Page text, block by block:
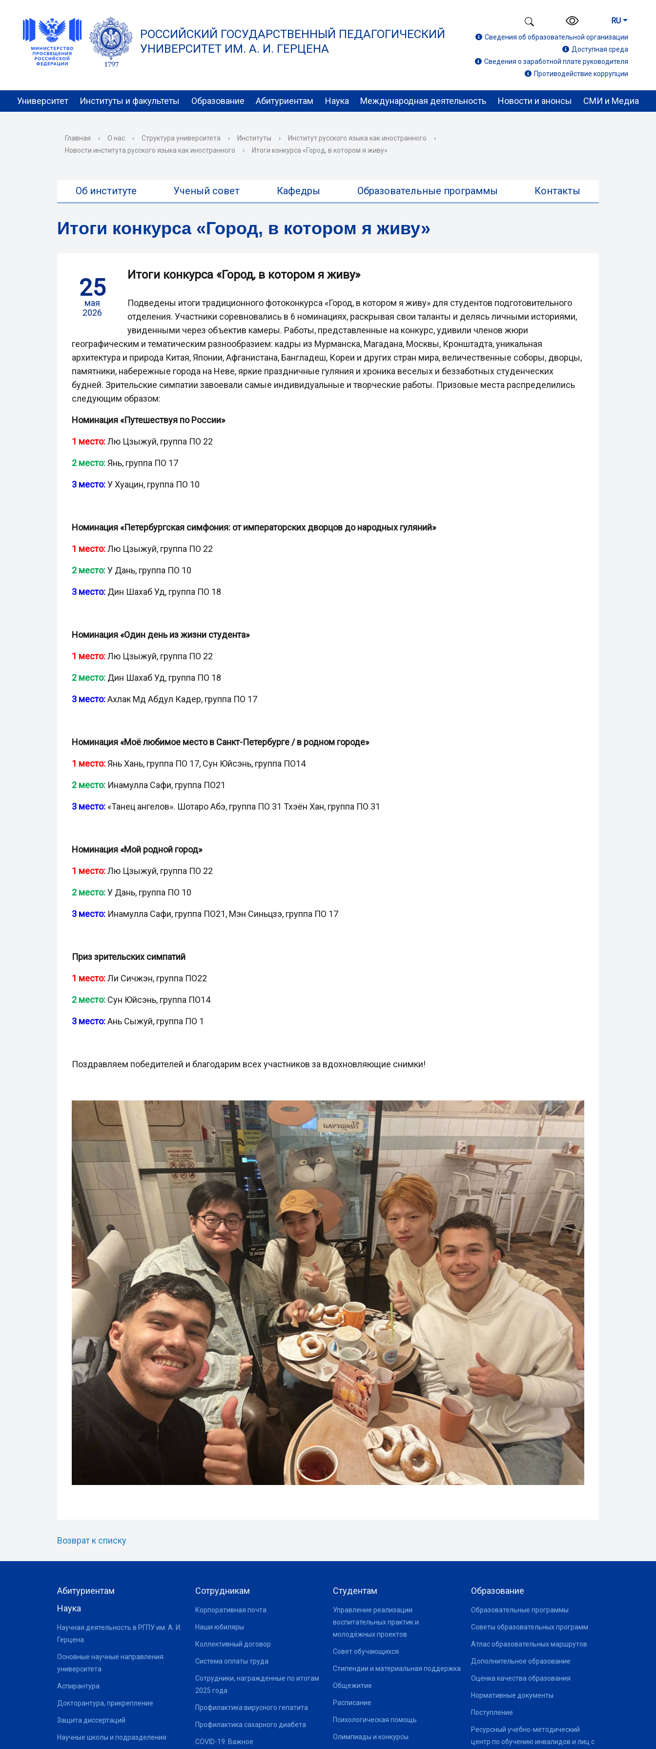
РОССИЙСКИЙ ГОСУДАРСТВЕННЫЙ ПЕДАГОГИЧЕСКИЙ
УНИВЕРСИТЕТ ИМ. А. И. ГЕРЦЕНА
RU
Сведения об образовательной организации
Доступная среда
Сведения о заработной плате руководителя
Противодействие коррупции
Университет Институты и факультеты Образование Абитуриентам Наука Международная деятельность Новости и анонсы СМИ и Медиа
Главная › О нас › Структура университета › Институты › Институт русского языка как иностранного
›
Новости института русского языка как иностранного
› Итоги конкурса «Город, в котором я живу»
Об институте Ученый совет Кафедры Образовательные программы Контакты
Итоги конкурса «Город, в котором я живу»
25
мая
2026
Итоги конкурса «Город, в котором я живу»
Подведены итоги традиционного фотоконкурса «Город, в котором я живу» для студентов подготовительного
отделения. Участники соревновались в 6 номинациях, раскрывая свои таланты и делясь личными историями,
увиденными через объектив камеры. Работы, представленные на конкурс, удивили членов жюри
географическим и тематическим разнообразием: кадры из Мурманска, Магадана, Москвы, Кронштадта, уникальная
архитектура и природа Китая, Японии, Афганистана, Бангладеш, Кореи и других стран мира, величественные соборы, дворцы,
памятники, набережные города на Неве, яркие праздничные гуляния и хроника веселых и беззаботных студенческих
будней. Зрительские симпатии завоевали самые индивидуальные и творческие работы. Призовые места распределились
следующим образом:
Номинация «Путешествуя по России»
1 место:Лю Цзыжуй, группа ПО 22
2 место: Янь, группа ПО 17
3 место:У Хуацин, группа ПО 10
Номинация «Петербургская симфония: от императорских дворцов до народных гуляний»
1 место:Лю Цзыжуй, группа ПО 22
2 место:У Дань, группа ПО 10
3 место: Дин Шахаб Уд, группа ПО 18
Номинация «Один день из жизни студента»
1 место:Лю Цзыжуй, группа ПО 22
2 место: Дин Шахаб Уд, группа ПО 18
3 место:Ахлак Мд Абдул Кадер, группа ПО 17
Номинация «Моё любимое место в Санкт-Петербурге / в родном городе»
1 место: Янь Хань, группа ПО 17, Сун Юйсэнь, группа ПО14
2 место: Инамулла Сафи, группа ПО21
3 место: «Танец ангелов». Шотаро Абэ, группа ПО 31 Тхэён Хан, группа ПО 31
Номинация «Мой родной город»
1 место:Лю Цзыжуй, группа ПО 22
2 место:У Дань, группа ПО 10
3 место: Инамулла Сафи, группа ПО21, Мэн Синьцзэ, группа ПО 17
Приз зрительских симпатий
1 место:Ли Сичжэн, группа ПО22
2 место: Сун Юйсэнь, группа ПО14
3 место:Ань Сыжуй, группа ПО 1
Поздравляем победителей и благодарим всех участников за вдохновляющие снимки!
Возврат к списку
Абитуриентам
Наука
Научная деятельность в РГПУ им. А. И.
Герцена
Основные научные направления
университета
Аспирантура
Докторантура, прикрепление
Защита диссертаций
Научные школы и подразделения
Сотрудникам
Корпоративная почта
Наши юбиляры
Коллективный договор
Система оплаты труда
Сотрудники, награжденные по итогам
2025 года
Профилактика вирусного гепатита
Профилактика сахарного диабета
COVID-19: Важное
Студентам
Управление реализации
воспитательных практик и
молодёжных проектов
Совет обучающихся
Стипендии и материальная поддержка
Общежитие
Расписание
Психологическая помощь
Олимпиады и конкурсы
Образование
Образовательные программы
Советы образовательных программ
Атлас образовательных маршрутов
Дополнительное образование
Оценка качества образования
Нормативные документы
Поступление
Ресурсный учебно-методический
центр по обучению инвалидов и лиц с